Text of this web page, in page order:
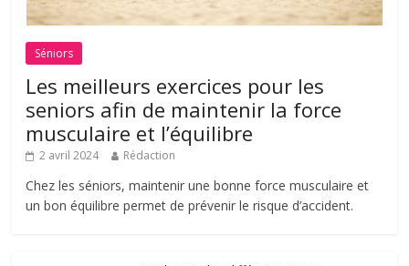
Séniors
Les meilleurs exercices pour les
seniors afin de maintenir la force
musculaire et l’équilibre
2 avril 2024 Rédaction
Chez les séniors, maintenir une bonne force musculaire et
un bon équilibre permet de prévenir le risque d’accident.